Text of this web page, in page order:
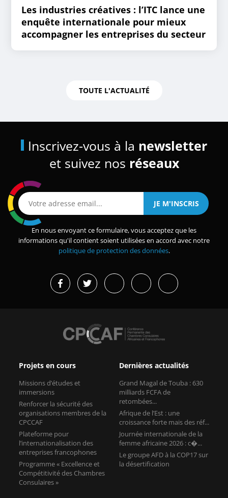
Les industries créatives : l’ITC lance une
enquête internationale pour mieux
accompagner les entreprises du secteur
TOUTE L'ACTUALITÉ
Inscrivez-vous à la newsletter
et suivez nos réseaux
En nous envoyant ce formulaire, vous acceptez que les
informations qu'il contient soient utilisées en accord avec notre
politique de protection des données.
Projets en cours
Missions d’études et
immersions
Renforcer la sécurité des
organisations membres de la
CPCCAF
Plateforme pour
l’internationalisation des
entreprises francophones
Programme « Excellence et
Compétitivité des Chambres
Consulaires »
Dernières actualités
Grand Magal de Touba : 630
milliards FCFA de
retombées...
Afrique de l’Est : une
croissance forte mais des réf...
Journée internationale de la
femme africaine 2026 : c�...
Le groupe AFD à la COP17 sur
la désertification